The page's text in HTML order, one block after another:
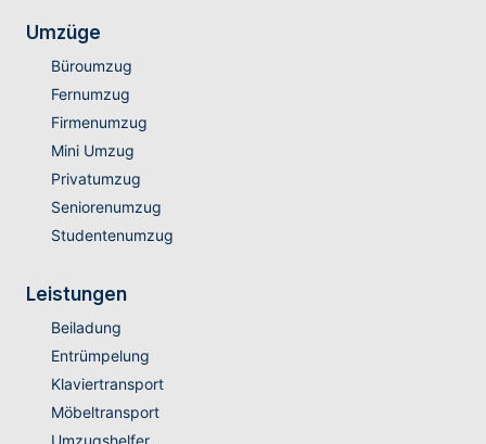
Umzüge
Büroumzug
Fernumzug
Firmenumzug
Mini Umzug
Privatumzug
Seniorenumzug
Studentenumzug
Leistungen
Beiladung
Entrümpelung
Klaviertransport
Möbeltransport